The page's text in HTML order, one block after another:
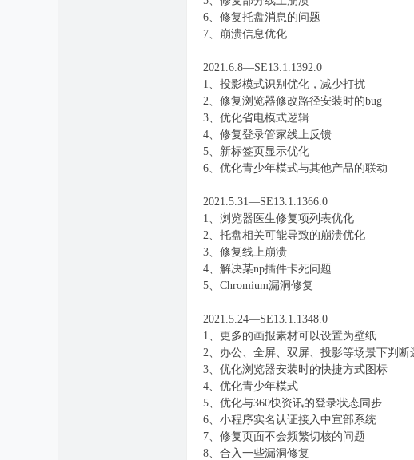
6、修复托盘消息的问题
7、崩溃信息优化
2021.6.8—SE13.1.1392.0
1、投影模式识别优化，减少打扰
2、修复浏览器修改路径安装时的bug
3、优化省电模式逻辑
4、修复登录管家线上反馈
5、新标签页显示优化
6、优化青少年模式与其他产品的联动
2021.5.31—SE13.1.1366.0
1、浏览器医生修复项列表优化
2、托盘相关可能导致的崩溃优化
3、修复线上崩溃
4、解决某np插件卡死问题
5、Chromium漏洞修复
2021.5.24—SE13.1.1348.0
1、更多的画报素材可以设置为壁纸
2、办公、全屏、双屏、投影等场景下判
3、优化浏览器安装时的快捷方式图标
4、优化青少年模式
5、优化与360快资讯的登录状态同步
6、小程序实名认证接入中宣部系统
7、修复页面不会频繁切核的问题
8、合入一些漏洞修复